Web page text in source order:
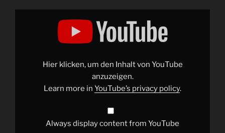
Display
conférenceHier klicken, um den Inhalt von YouTube
anzuzeigen.
Learn more in YouTube’s privacy policy.
Always display content from YouTube